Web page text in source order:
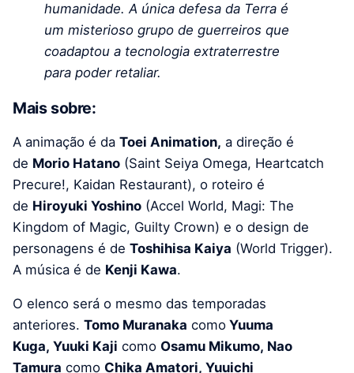
humanidade. A única defesa da Terra é
um misterioso grupo de guerreiros que
coadaptou a tecnologia extraterrestre
para poder retaliar.
Mais sobre:
A animação é da Toei Animation, a direção é
de Morio Hatano (Saint Seiya Omega, Heartcatch
Precure!, Kaidan Restaurant), o roteiro é
de Hiroyuki Yoshino (Accel World, Magi: The
Kingdom of Magic, Guilty Crown) e o design de
personagens é de Toshihisa Kaiya (World Trigger).
A música é de Kenji Kawa.
O elenco será o mesmo das temporadas
anteriores. Tomo Muranaka como Yuuma
Kuga, Yuuki Kaji como Osamu Mikumo, Nao
Tamura como Chika Amatori, Yuuichi